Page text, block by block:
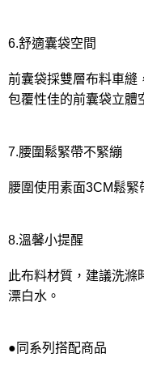
6.舒適囊袋空間
前囊袋採雙層布料車縫
包覆性佳的前囊袋立體
7.腰圍鬆緊帶不緊繃
腰圍使用素面3CM鬆緊
8.溫馨小提醒
此布料材質，建議洗滌
漂白水。
●同系列搭配商品